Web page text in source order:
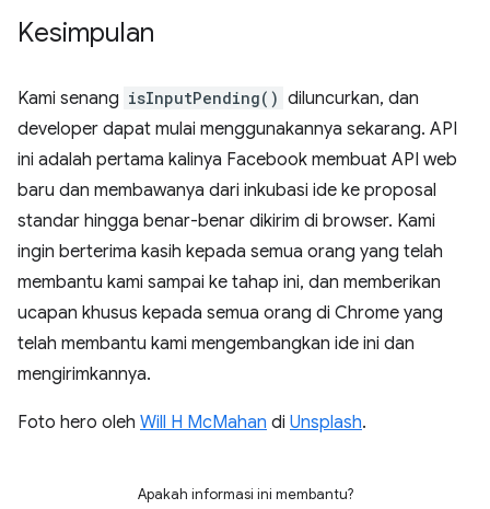
Kesimpulan
Kami senang isInputPending() diluncurkan, dan
developer dapat mulai menggunakannya sekarang. API
ini adalah pertama kalinya Facebook membuat API web
baru dan membawanya dari inkubasi ide ke proposal
standar hingga benar-benar dikirim di browser. Kami
ingin berterima kasih kepada semua orang yang telah
membantu kami sampai ke tahap ini, dan memberikan
ucapan khusus kepada semua orang di Chrome yang
telah membantu kami mengembangkan ide ini dan
mengirimkannya.
Foto hero oleh Will H McMahan di Unsplash.
Apakah informasi ini membantu?